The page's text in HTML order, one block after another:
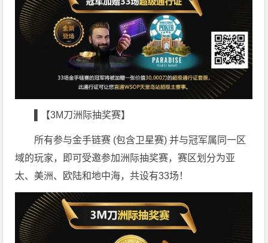
▌【3M刀洲际抽奖赛】
所有参与金手链赛 (包含卫星赛) 并与冠军属同一区
域的玩家，即可受邀参加洲际抽奖赛，赛区划分为亚
太、美洲、欧陆和地中海，共设有33场！